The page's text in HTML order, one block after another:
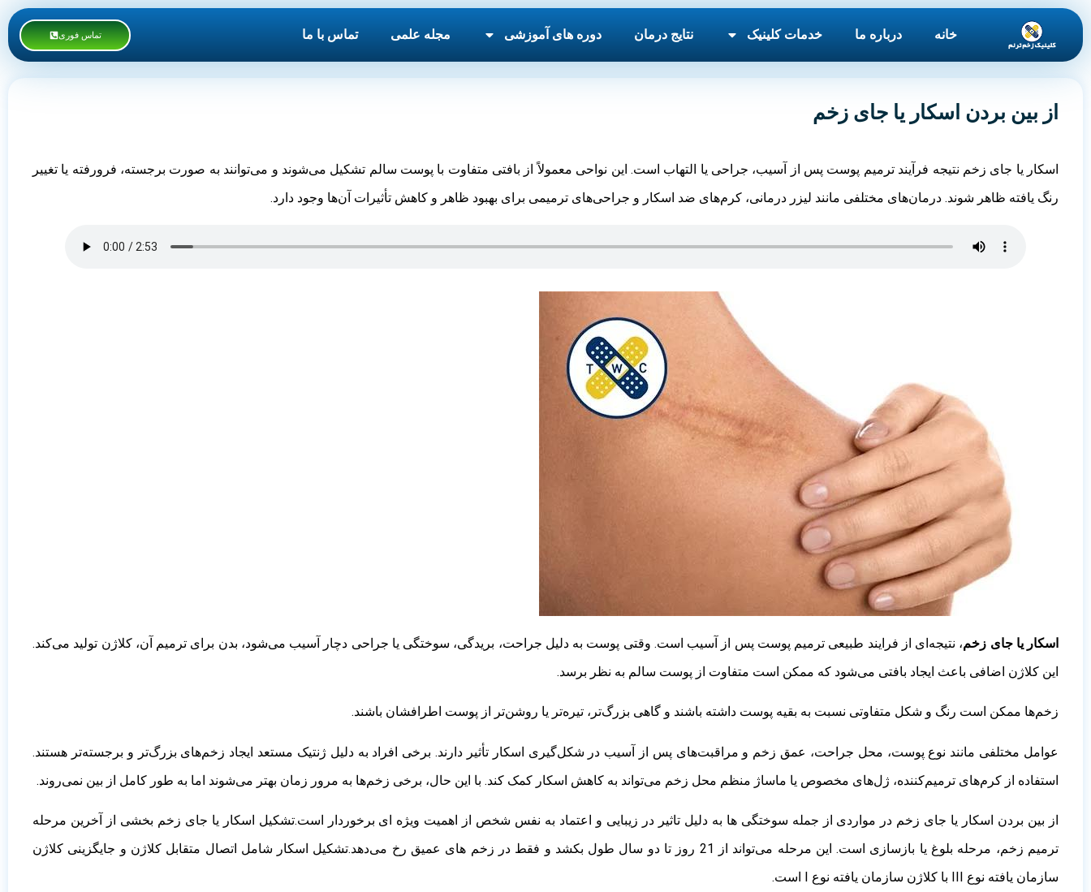
خانه درباره ما خدمات کلینیک نتایج درمان دوره های آموزشی مجله علمی تماس با ما تماس فوری
از بین بردن اسکار یا جای زخم
اسکار یا جای زخم نتیجه فرآیند ترمیم پوست پس از آسیب، جراحی یا التهاب است. این نواحی معمولاً از بافتی متفاوت با پوست سالم تشکیل می‌شوند و می‌توانند به صورت برجسته، فرورفته یا تغییر
رنگ یافته ظاهر شوند. درمان‌های مختلفی مانند لیزر درمانی، کرم‌های ضد اسکار و جراحی‌های ترمیمی برای بهبود ظاهر و کاهش تأثیرات آن‌ها وجود دارد.
اسکار یا جای زخم، نتیجه‌ای از فرایند طبیعی ترمیم پوست پس از آسیب است. وقتی پوست به دلیل جراحت، بریدگی، سوختگی یا جراحی دچار آسیب می‌شود، بدن برای ترمیم آن، کلاژن تولید می‌کند.
این کلاژن اضافی باعث ایجاد بافتی می‌شود که ممکن است متفاوت از پوست سالم به نظر برسد.
زخم‌ها ممکن است رنگ و شکل متفاوتی نسبت به بقیه پوست داشته باشند و گاهی بزرگ‌تر، تیره‌تر یا روشن‌تر از پوست اطرافشان باشند.
عوامل مختلفی مانند نوع پوست، محل جراحت، عمق زخم و مراقبت‌های پس از آسیب در شکل‌گیری اسکار تأثیر دارند. برخی افراد به دلیل ژنتیک مستعد ایجاد زخم‌های بزرگ‌تر و برجسته‌تر هستند.
استفاده از کرم‌های ترمیم‌کننده، ژل‌های مخصوص یا ماساژ منظم محل زخم می‌تواند به کاهش اسکار کمک کند. با این حال، برخی زخم‌ها به مرور زمان بهتر می‌شوند اما به طور کامل از بین نمی‌روند.
از بین بردن اسکار یا جای زخم در مواردی از جمله سوختگی ها به دلیل تاثیر در زیبایی و اعتماد به نفس شخص از اهمیت ویژه ای برخوردار است.تشکیل اسکار یا جای زخم بخشی از آخرین مرحله
ترمیم زخم، مرحله بلوغ یا بازسازی است. این مرحله می‌تواند از 21 روز تا دو سال طول بکشد و فقط در زخم های عمیق رخ می‌دهد.تشکیل
اسکار شامل اتصال متقابل کلاژن و جایگزینی کلاژن
سازمان یافته نوع III با کلاژن سازمان یافته نوع I است.